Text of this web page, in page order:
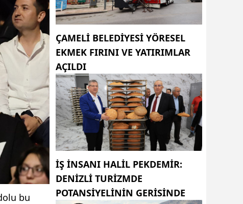
bu
ÇAMELI BELEDIYESI YÖRESEL
EKMEK FIRINI VE YATIRIMLAR
AÇILDI
İŞ INSANI HALIL PEKDEMIR:
DENIZLI TURIZMDE
POTANSIYELININ GERISINDE